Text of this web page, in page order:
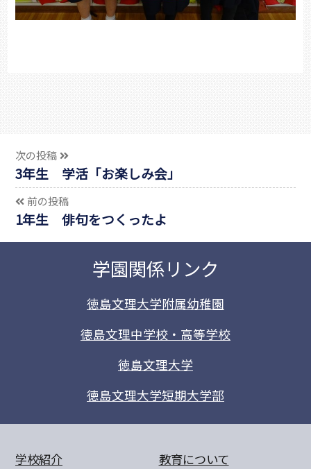
次の投稿
3年生 学活「お楽しみ会」
前の投稿
1年生 俳句をつくったよ
学園関係リンク
徳島文理大学附属幼稚園
徳島文理中学校・高等学校
徳島文理大学
徳島文理大学短期大学部
学校紹介 教育について